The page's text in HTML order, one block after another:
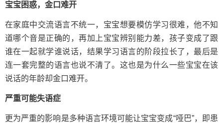
宝宝困惑，金口难开
在家庭中交流语言不统一，宝宝想要模仿学习很难，他不知
道哪个音是正确的，再加上宝宝辨别能力差，孩子变成了跟
谁在一起就学谁说话，结果学习语言的阶段拉长了，最后是
连一套完整的语言也说不清了。这也是为什么一些宝宝在该
说话的年龄却金口难开。
严重可能失语症
更为严重的影响是多种语言环境可能让宝宝变成“哑巴”，即患